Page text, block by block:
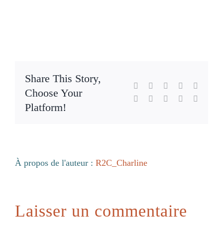
Share This Story,
Choose Your
Platform!
Facebook Reddit LinkedIn
TumblrPinterest Xing
À propos de l'auteur : R2C_Charline
Laisser un commentaire